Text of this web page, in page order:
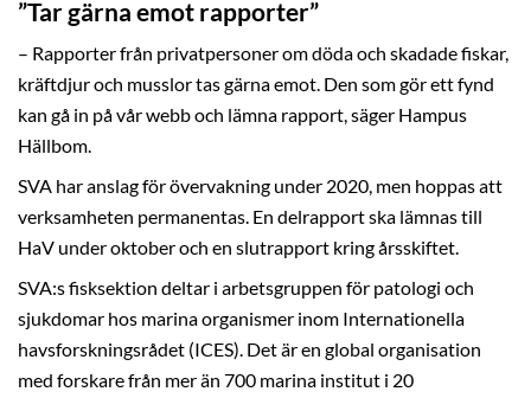
”Tar gärna emot rapporter”
– Rapporter från privatpersoner om döda och skadade fiskar,
kräftdjur och musslor tas gärna emot. Den som gör ett fynd
kan gå in på vår webb och lämna rapport, säger Hampus
Hällbom.
SVA har anslag för övervakning under 2020, men hoppas att
verksamheten permanentas. En delrapport ska lämnas till
HaV under oktober och en slutrapport kring årsskiftet.
SVA:s fisksektion deltar i arbetsgruppen för patologi och
sjukdomar hos marina organismer inom Internationella
havsforskningsrådet (ICES). Det är en global organisation
med forskare från mer än 700 marina institut i 20